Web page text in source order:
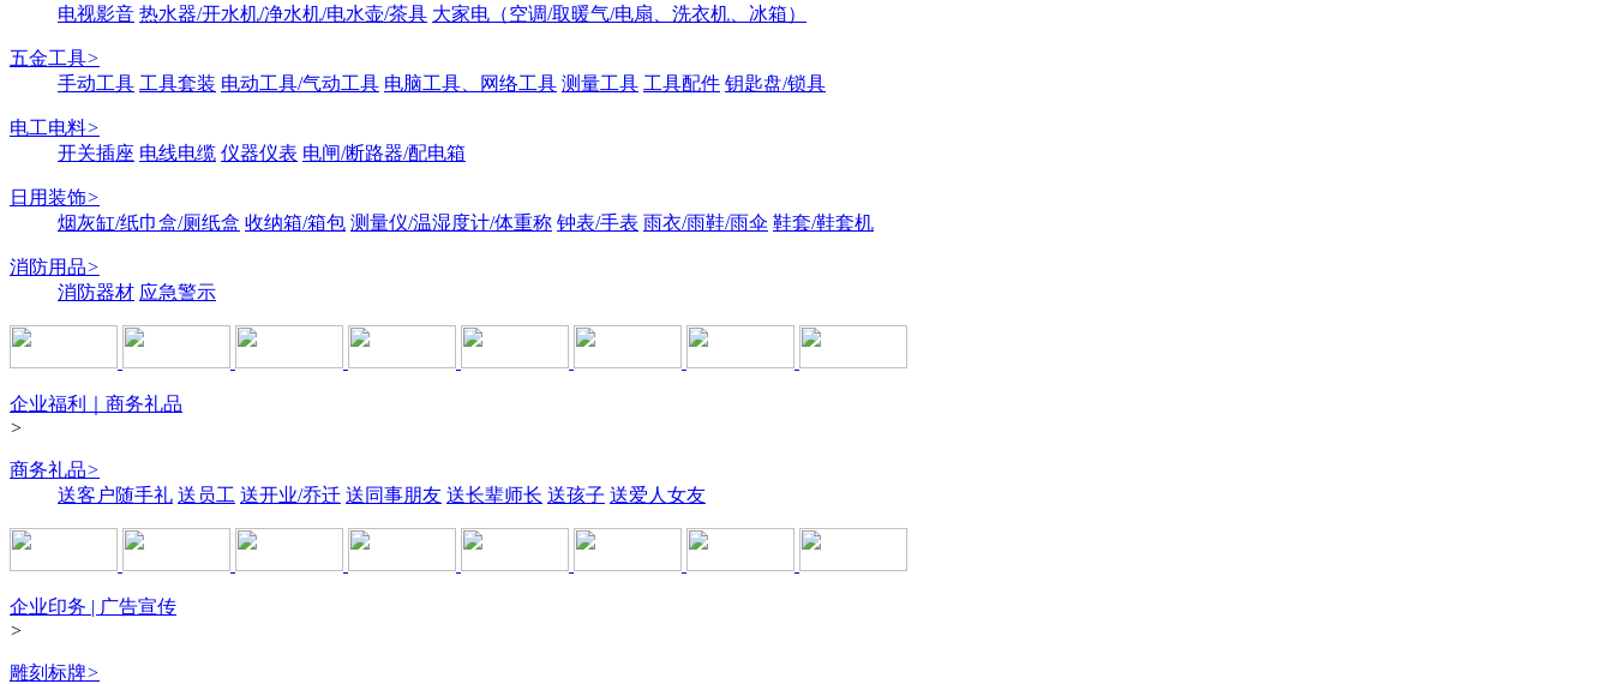
电视影音 热水器/开水机/净水机/电水壶/茶具 大家电（空调/取暖气/电扇、洗衣机、冰箱）
五金工具>
手动工具 工具套装 电动工具/气动工具 电脑工具、网络工具 测量工具 工具配件 钥匙盘/锁具
电工电料>
开关插座 电线电缆 仪器仪表 电闸/断路器/配电箱
日用装饰>
烟灰缸/纸巾盒/厕纸盒 收纳箱/箱包 测量仪/温湿度计/体重称 钟表/手表 雨衣/雨鞋/雨伞 鞋套/鞋套机
消防用品>
消防器材 应急警示
企业福利｜商务礼品
>
商务礼品>
送客户随手礼 送员工 送开业/乔迁 送同事朋友 送长辈师长 送孩子 送爱人女友
企业印务 | 广告宣传
>
雕刻标牌>